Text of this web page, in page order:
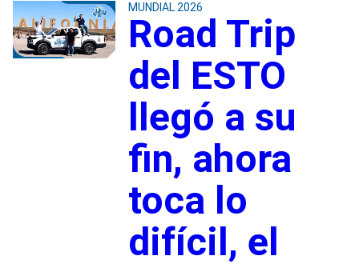
MUNDIAL 2026
Road Trip
del ESTO
llegó a su
fin, ahora
toca lo
difícil, el